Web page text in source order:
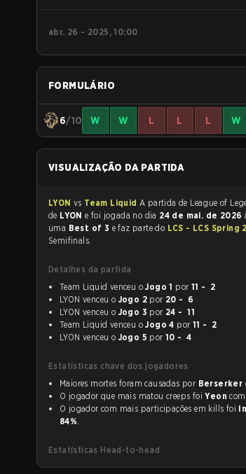
abr. 26 - 2025, 10:00
FORMULÁRIO
6/10 W W L L L W
VISUALIZAÇÃO DA PARTIDA
LYON vs Team Liquid
de LYON e foi jogada no dia 24 de mai. de 2026
uma Best of 3 e faz parte do LCS - LCS Spring
Semifinals.
Detalhes da partida
Team Liquid venceu oJogo 1 por
11 - 2
LYON venceu o Jogo 2 por
20 - 6
LYON venceu o Jogo 3 por
24 - 11
Team Liquid venceu oJogo 4 por
11 - 2
LYON venceu o Jogo 5 por 10 - 4
Estatísticas chave dos jogadores
Maiores mortes foram causadas por Berserker
O jogador que mais matou creeps foiYeon
O jogador com mais participações em kills foi
84%.
Estatísticas Head-to-head